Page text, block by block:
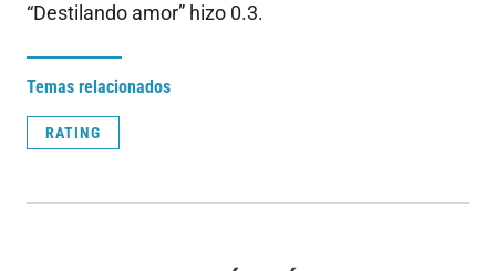
“Destilando amor” hizo 0.3.
Temas relacionados
RATING